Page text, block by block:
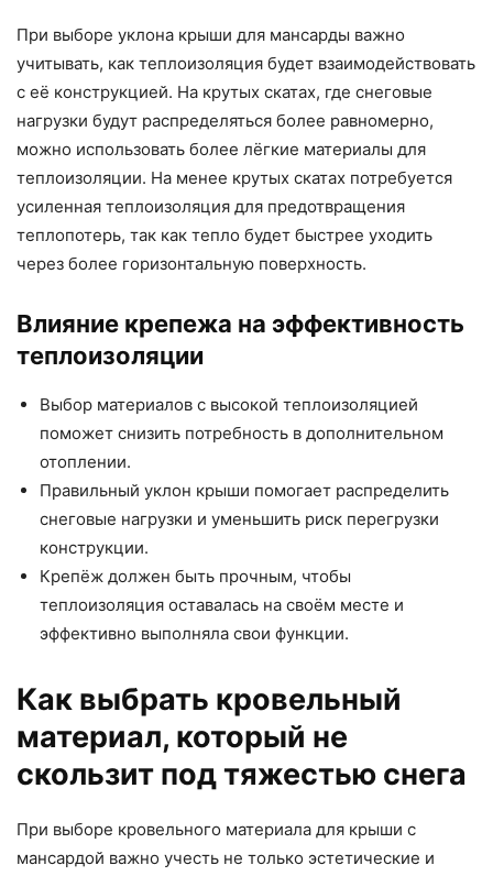
При выборе уклона крыши для мансарды важно
учитывать, как теплоизоляция будет взаимодействовать
с её конструкцией. На крутых скатах, где снеговые
нагрузки будут распределяться более равномерно,
можно использовать более лёгкие материалы для
теплоизоляции. На менее крутых скатах потребуется
усиленная теплоизоляция для предотвращения
теплопотерь, так как тепло будет быстрее уходить
через более горизонтальную поверхность.
Влияние крепежа на эффективность
теплоизоляции
Выбор материалов с высокой теплоизоляцией
поможет снизить потребность в дополнительном
отоплении.
Правильный уклон крыши помогает распределить
снеговые нагрузки и уменьшить риск перегрузки
конструкции.
Крепёж должен быть прочным, чтобы
теплоизоляция оставалась на своём месте и
эффективно выполняла свои функции.
Как выбрать кровельный
материал, который не
скользит под тяжестью снега
При выборе кровельного материала для крыши с
мансардой важно учесть не только эстетические и